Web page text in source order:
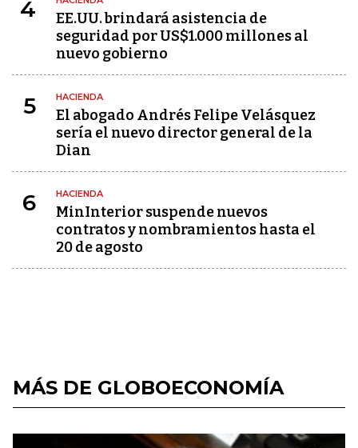
4
EE.UU. brindará asistencia de
seguridad por US$1.000 millones al
nuevo gobierno
5 HACIENDA
El abogado Andrés Felipe Velásquez
sería el nuevo director general de la
Dian
6 HACIENDA
MinInterior suspende nuevos
contratos y nombramientos hasta el
20 de agosto
MÁS DE GLOBOECONOMÍA